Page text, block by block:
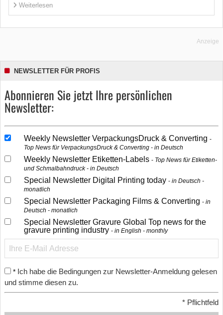
Weiterlesen
Anzeige
NEWSLETTER FÜR PROFIS
Abonnieren Sie jetzt Ihre persönlichen
Newsletter:
Weekly Newsletter VerpackungsDruck & Converting
Top News für VerpackungsDruck & Converting - in Deutsch
Weekly Newsletter Etiketten-Labels
Top News für Etiketten-
und Schmalbahndruck - in Deutsch
Special Newsletter Digital Printing today
in Deutsch -
monatlich
Special Newsletter Packaging Films & Converting
in
Deutsch - monatlich
Special Newsletter Gravure Global Top news for the
gravure printing industry
in English - monthly
* Ich habe die Bedingungen zur Newsletter-Anmeldung gelesen
und stimme diesen zu.
* Pflichtfeld